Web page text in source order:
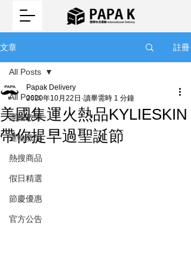
文章 註冊
All Posts
運輸教學
運輸教學
熱搜商品
假日精選
節慶優惠
官方公告
All Posts
美國集運火熱品KYLIESKIN
帶你提早過聖誕節
Papak Delivery
2020年10月22日 讀畢需時 1 分鐘